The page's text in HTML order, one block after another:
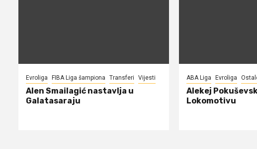
Evroliga FIBA Liga šampiona Transferi Vijesti
Alen Smailagić nastavlja u
Galatasaraju
ABA Liga Evroliga
Alekej
Lokomotivu